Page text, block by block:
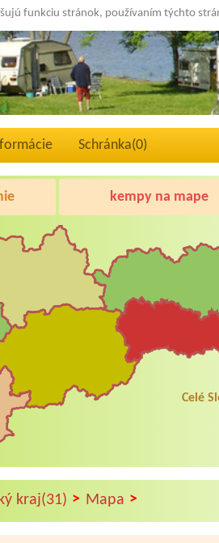
funkciu stránok, používaním týchto
Schránka(0)
kempy na mape
Celé
kraj(31) > Mapa >